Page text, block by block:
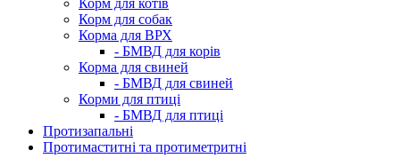
Корм для котів
Корм для собак
Корма для ВРХ
- БМВД для корів
Корма для свиней
- БМВД для свиней
Корми для птиці
- БМВД для птиці
Протизапальні
Протимаститні та протиметритні